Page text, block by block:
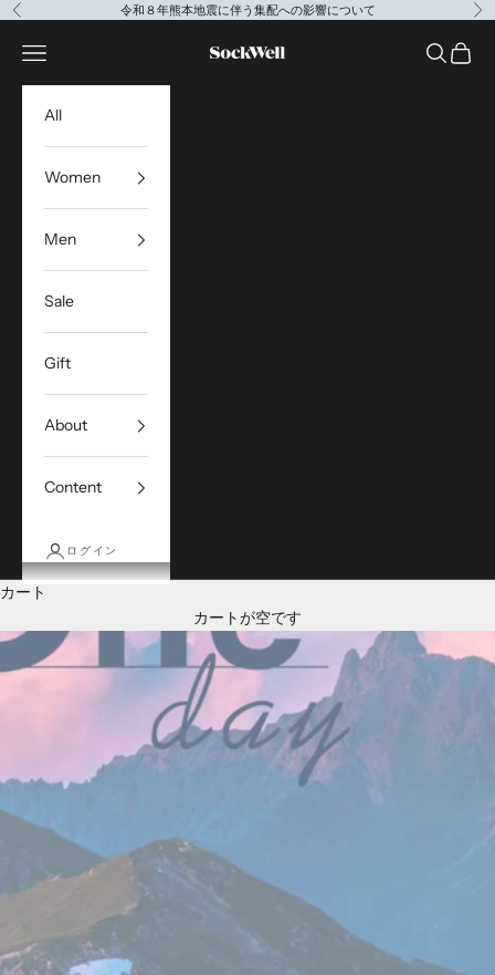
コンテンツへスキップ
前へ 令和８年熊本地震に伴う集配への影響について 次
Sockwell Japan
メニューを開く 検索を開
カー
All
Women
Men
Sale
Gift
About
Content
ログイン
カート
カートが空です